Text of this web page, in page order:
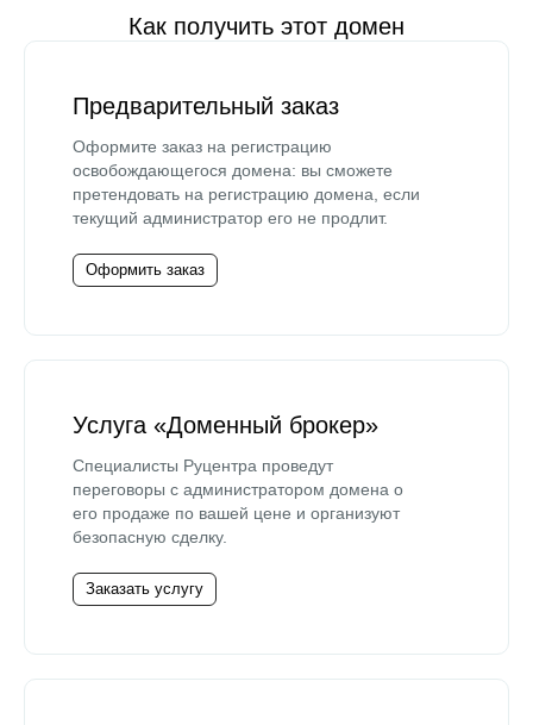
Как получить этот домен
Предварительный заказ
Оформите заказ на регистрацию
освобождающегося домена: вы сможете
претендовать на регистрацию домена, если
текущий администратор его не продлит.
Оформить заказ
Услуга «Доменный брокер»
Специалисты Руцентра проведут
переговоры с администратором домена о
его продаже по вашей цене и организуют
безопасную сделку.
Заказать услугу